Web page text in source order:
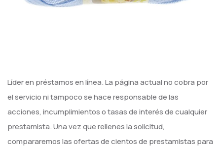
Líder en préstamos en línea. La página actual no cobra por
el servicio ni tampoco se hace responsable de las
acciones, incumplimientos o tasas de interés de cualquier
prestamista. Una vez que rellenes la solicitud,
compararemos las ofertas de cientos de prestamistas para